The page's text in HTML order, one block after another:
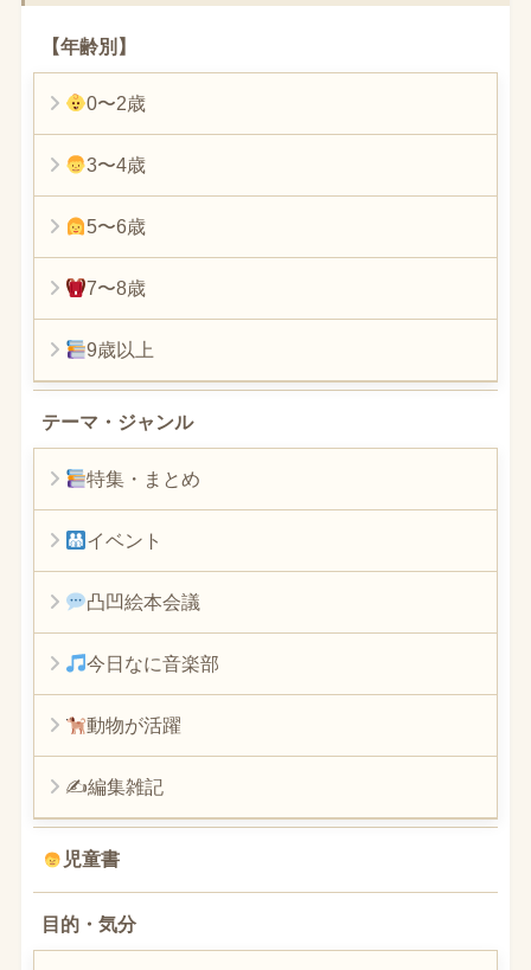
【年齢別】
0〜2歳
3〜4歳
5〜6歳
7〜8歳
9歳以上
テーマ・ジャンル
特集・まとめ
イベント
凸凹絵本会議
今日なに音楽部
動物が活躍
✍編集雑記
児童書
目的・気分